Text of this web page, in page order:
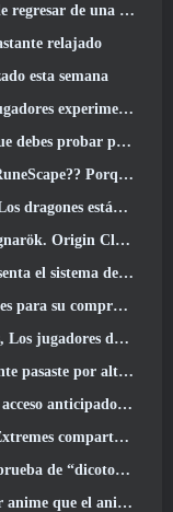
manera impactante
relajado
esta semana
los dragones ancianos despertaran
para Marvel Rivals
uno está en camino
llegando a Albion Online
se lanza en julio 23
más formas de mejorar sus habilidades
días de acceso anticipado
que pagar por máscaras clásicas
parte del Train Fest de Steam
de Aion 2
todos los paneles
de Silver Palace
el anime hace juegos